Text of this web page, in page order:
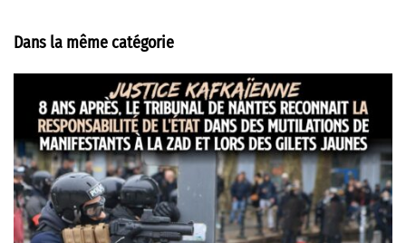
Dans la même catégorie